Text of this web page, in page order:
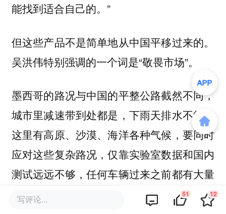
能找到适合自己的。”
但这些产品不是简单地从中国平移过来的。
吴洪伟特别强调的一个词是“敬畏市场”。
墨西哥的路况与中国的平整公路截然不同，
城市里减速带到处都是，下雨天排水不畅。
这里有高原、沙漠、海洋各种气候，要同时
应对这些复杂路况，仅靠实验室数据和国内
测试远远不够，任何车辆过来之前都有大量
的研发人员在墨西哥做几个月的路试，还要
写评论... 51 12